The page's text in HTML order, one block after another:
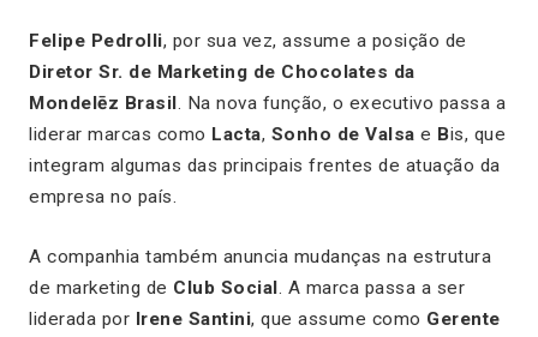
Felipe Pedrolli, por sua vez, assume a posição de
Diretor Sr. de Marketing de Chocolates da
Mondelēz Brasil. Na nova função, o executivo passa a
liderar marcas como Lacta, Sonho de Valsa e Bis, que
integram algumas das principais frentes de atuação da
empresa no país.
A companhia também anuncia mudanças na estrutura
de marketing de Club Social. A marca passa a ser
liderada por Irene Santini, que assume como Gerente